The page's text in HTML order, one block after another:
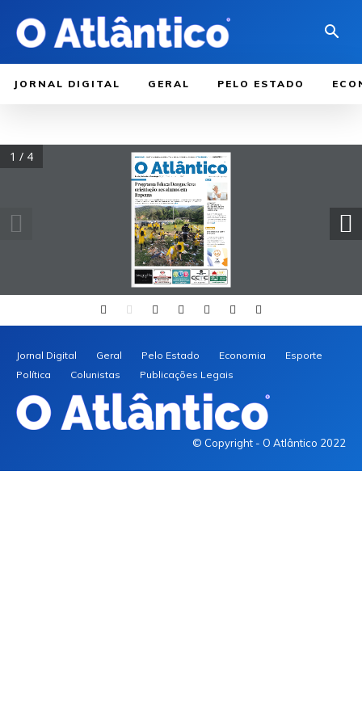
JORNAL DIGITAL GERAL PELO ESTADO
1 / 4
Jornal Digital Geral Pelo Estado Economia
Esporte
Política
Colunistas Publicações Legais
© Copyright - O Atlântico 2022